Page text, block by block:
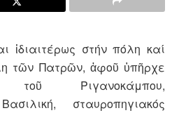
ἰδιαιτέρως στήν πόλη καί
τῶν Πατρῶν, ἀφοῦ ὑπῆρχε
Ριγανοκάμπου,
σταυροπηγιακός